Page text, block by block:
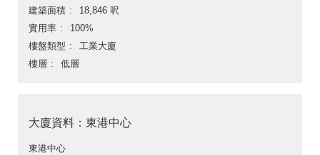
建築面積
18,846 呎
實用率
100%
樓盤類型
工業大廈
樓層
低層
大廈資料：東港中心
東港中心